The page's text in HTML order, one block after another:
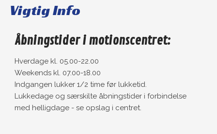
Vigtig Info
Åbningstider i motionscentret:
Hverdage kl. 05.00-22.00
Weekends kl. 07.00-18.00
Indgangen lukker 1/2 time før lukketid.
Lukkedage og særskilte åbningstider i forbindelse
med helligdage - se opslag i centret.